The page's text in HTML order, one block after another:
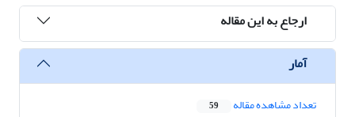
ارجاع به این مقاله
آمار
تعداد مشاهده مقاله 59